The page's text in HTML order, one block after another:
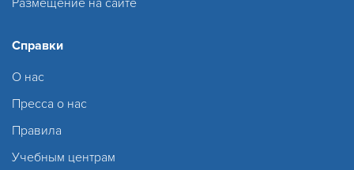
Справки
О нас
Пресса о нас
Правила
Учебным центрам